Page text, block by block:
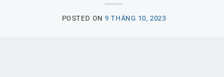
POSTED ON 9 THÁNG 10, 2023